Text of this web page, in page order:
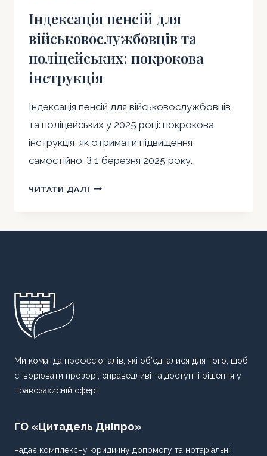
Індексація пенсій для
військовослужбовців та
поліцейських: покрокова
інструкція
Індексація пенсій для військовослужбовців
та поліцейських у 2025 році: покрокова
інструкція, як отримати підвищення
самостійно. З 1 березня 2025 року…
ЧИТАТИ ДАЛІ ІНДЕКСАЦІЯ
ВІЙСЬКОВОСЛУЖБОВЦІВ
Ми команда професіоналів, які об’єдналися для того, щоб
створювати прозорі, справедливі та доступні рішення у
правозахисній сфері
ГО «Цитадель Дніпро»
надає комплексну юридичну допомогу та нотаріальні